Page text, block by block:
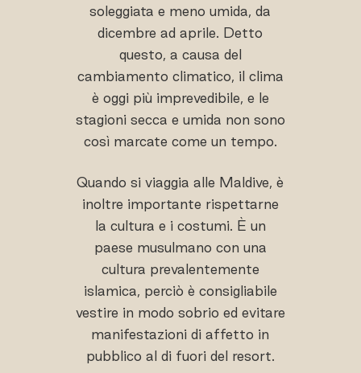
soleggiata e meno umida, da
dicembre ad aprile. Detto
questo, a causa del
cambiamento climatico, il clima
è oggi più imprevedibile, e le
stagioni secca e umida non sono
così marcate come un tempo.
Quando si viaggia alle Maldive, è
inoltre importante rispettarne
la cultura e i costumi. È un
paese musulmano con una
cultura prevalentemente
islamica, perciò è consigliabile
vestire in modo sobrio ed evitare
manifestazioni di affetto in
pubblico al di fuori del resort.